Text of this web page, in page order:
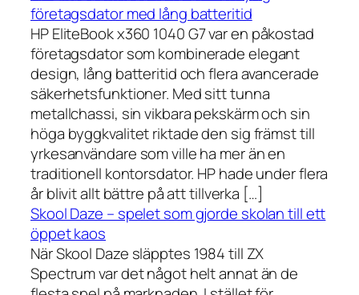
företagsdator med lång batteritid
HP EliteBook x360 1040 G7 var en påkostad
företagsdator som kombinerade elegant
design, lång batteritid och flera avancerade
säkerhetsfunktioner. Med sitt tunna
metallchassi, sin vikbara pekskärm och sin
höga byggkvalitet riktade den sig främst till
yrkesanvändare som ville ha mer än en
traditionell kontorsdator. HP hade under flera
år blivit allt bättre på att tillverka […]
Skool Daze – spelet som gjorde skolan till ett
öppet kaos
När Skool Daze släpptes 1984 till ZX
Spectrum var det något helt annat än de